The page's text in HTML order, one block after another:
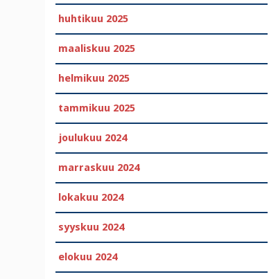
huhtikuu 2025
maaliskuu 2025
helmikuu 2025
tammikuu 2025
joulukuu 2024
marraskuu 2024
lokakuu 2024
syyskuu 2024
elokuu 2024